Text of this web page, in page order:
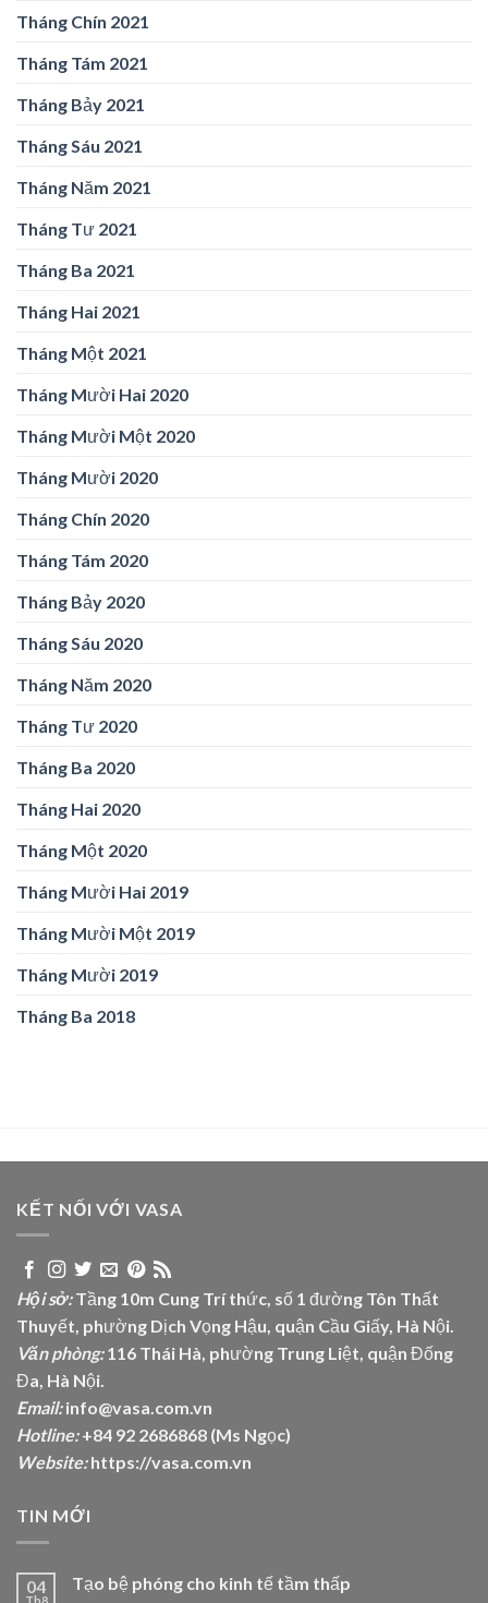
Tháng Chín 2021
Tháng Tám 2021
Tháng Bảy 2021
Tháng Sáu 2021
Tháng Năm 2021
Tháng Tư 2021
Tháng Ba 2021
Tháng Hai 2021
Tháng Một 2021
Tháng Mười Hai 2020
Tháng Mười Một 2020
Tháng Mười 2020
Tháng Chín 2020
Tháng Tám 2020
Tháng Bảy 2020
Tháng Sáu 2020
Tháng Năm 2020
Tháng Tư 2020
Tháng Ba 2020
Tháng Hai 2020
Tháng Một 2020
Tháng Mười Hai 2019
Tháng Mười Một 2019
Tháng Mười 2019
Tháng Ba 2018
KẾT NỐI VỚI VASA
Hội sở:Tầng 10m Cung Trí thức, số 1 đường Tôn Thất
Thuyết, phường Dịch Vọng Hậu, quận Cầu Giấy, Hà Nội.
Văn phòng:116 Thái Hà, phường Trung Liệt, quận Đống
Đa, Hà Nội.
Email:info@vasa.com.vn
Hotline:+84 92 2686868 (Ms Ngọc)
Website: https://vasa.com.vn
TIN MỚI
04
Th8
Tạo bệ phóng cho kinh tế tầm thấp